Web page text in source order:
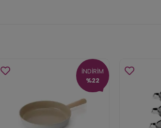
İNDİRİM
%22